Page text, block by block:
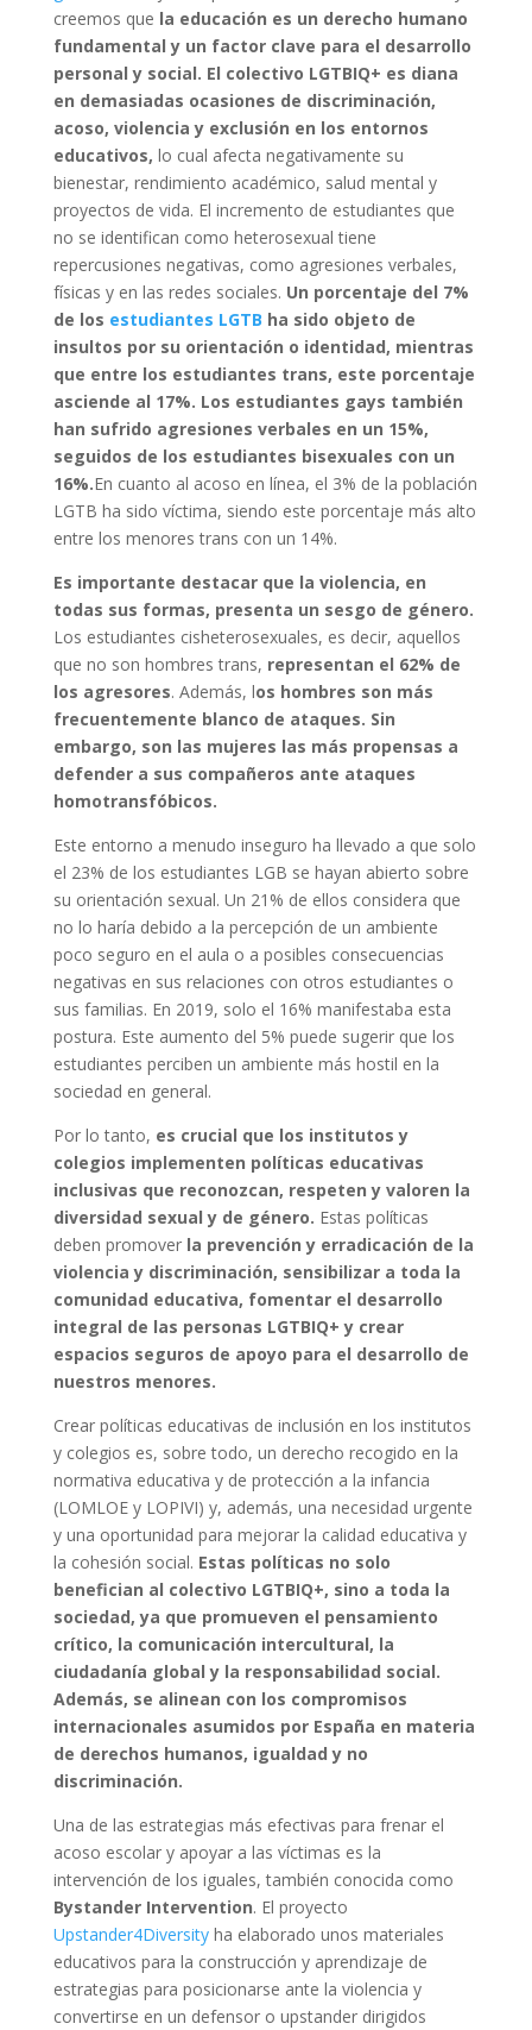
creemos que la educación es un derecho humano
fundamental y un factor clave para el desarrollo
personal y social. El colectivo LGTBIQ+ es diana
en demasiadas ocasiones de discriminación,
acoso, violencia y exclusión en los entornos
educativos, lo cual afecta negativamente su
bienestar, rendimiento académico, salud mental y
proyectos de vida. El incremento de estudiantes que
no se identifican como heterosexual tiene
repercusiones negativas, como agresiones verbales,
físicas y en las redes sociales. Un porcentaje del 7%
de los estudiantes LGTB ha sido objeto de
insultos por su orientación o identidad, mientras
que entre los estudiantes trans, este porcentaje
asciende al 17%. Los estudiantes gays también
han sufrido agresiones verbales en un 15%,
seguidos de los estudiantes bisexuales con un
16%.En cuanto al acoso en línea, el 3% de la población
LGTB ha sido víctima, siendo este porcentaje más alto
entre los menores trans con un 14%.
Es importante destacar que la violencia, en
todas sus formas, presenta un sesgo de género.
Los estudiantes cisheterosexuales, es decir, aquellos
que no son hombres trans, representan el 62% de
los agresores. Además, los hombres son más
frecuentemente blanco de ataques. Sin
embargo, son las mujeres las más propensas a
defender a sus compañeros ante ataques
homotransfóbicos.
Este entorno a menudo inseguro ha llevado a que solo
el 23% de los estudiantes LGB se hayan abierto sobre
su orientación sexual. Un 21% de ellos considera que
no lo haría debido a la percepción de un ambiente
poco seguro en el aula o a posibles consecuencias
negativas en sus relaciones con otros estudiantes o
sus familias. En 2019, solo el 16% manifestaba esta
postura. Este aumento del 5% puede sugerir que los
estudiantes perciben un ambiente más hostil en la
sociedad en general.
Por lo tanto, es crucial que los institutos y
colegios implementen políticas educativas
inclusivas que reconozcan, respeten y valoren la
diversidad sexual y de género. Estas políticas
deben promoverla prevención y erradicación de la
violencia y discriminación, sensibilizar a toda la
comunidad educativa, fomentar el desarrollo
integral de las personas LGTBIQ+ y crear
espacios seguros de apoyo para el desarrollo de
nuestros menores.
Crear políticas educativas de inclusión en los institutos
y colegios es, sobre todo, un derecho recogido en la
normativa educativa y de protección a la infancia
(LOMLOE y LOPIVI) y, además, una necesidad urgente
y una oportunidad para mejorar la calidad educativa y
la cohesión social. Estas políticas no solo
benefician al colectivo LGTBIQ+, sino a toda la
sociedad, ya que promueven el pensamiento
crítico, la comunicación intercultural, la
ciudadanía global y la responsabilidad social.
Además, se alinean con los compromisos
internacionales asumidos por España en materia
de derechos humanos, igualdad y no
discriminación.
Una de las estrategias más efectivas para frenar el
acoso escolar y apoyar a las víctimas es la
intervención de los iguales, también conocida como
Bystander Intervention. El proyecto
Upstander4Diversityha elaborado unos materiales
educativos para la construcción y aprendizaje de
estrategias para posicionarse ante la violencia y
convertirse en un defensor o upstander dirigidos